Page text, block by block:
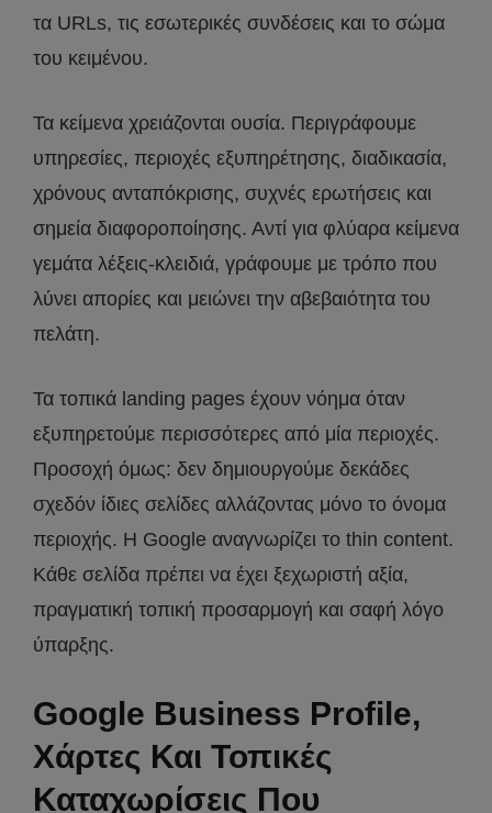
τα URLs, τις εσωτερικές συνδέσεις και το σώμα
του κειμένου.
Τα κείμενα χρειάζονται ουσία. Περιγράφουμε
υπηρεσίες, περιοχές εξυπηρέτησης, διαδικασία,
χρόνους ανταπόκρισης, συχνές ερωτήσεις και
σημεία διαφοροποίησης. Αντί για φλύαρα κείμενα
γεμάτα λέξεις-κλειδιά, γράφουμε με τρόπο που
λύνει απορίες και μειώνει την αβεβαιότητα του
πελάτη.
Τα τοπικά landing pages έχουν νόημα όταν
εξυπηρετούμε περισσότερες από μία περιοχές.
Προσοχή όμως: δεν δημιουργούμε δεκάδες
σχεδόν ίδιες σελίδες αλλάζοντας μόνο το όνομα
περιοχής. Η Google αναγνωρίζει το thin content.
Κάθε σελίδα πρέπει να έχει ξεχωριστή αξία,
πραγματική τοπική προσαρμογή και σαφή λόγο
ύπαρξης.
Google Business Profile,
Χάρτες Και Τοπικές
Καταχωρίσεις Που